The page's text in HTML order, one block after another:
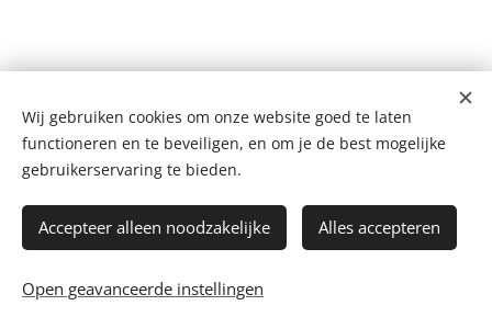
De Vastgoedkoper
Bergstraat 109 A, 2220 Heist-op-den-Berg
+32 499 102 124
Privacyverklaring
Facebook-Instagram- WhatsApp
Bijverdienen-Blog-Koopweken
Wij gebruiken cookies om onze website goed te laten
functioneren en te beveiligen, en om je de best mogelijke
gebruikerservaring te bieden.
Accepteer alleen noodzakelijke Alles accepteren
Open geavanceerde instellingen